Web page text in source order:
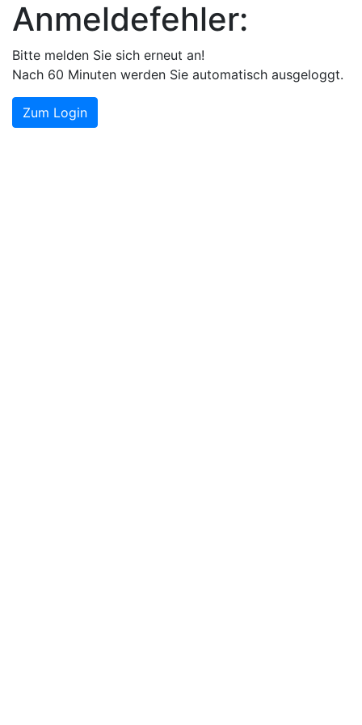
Anmeldefehler:
Bitte melden Sie sich erneut an!
Nach 60 Minuten werden Sie automatisch ausgeloggt.
Zum Login